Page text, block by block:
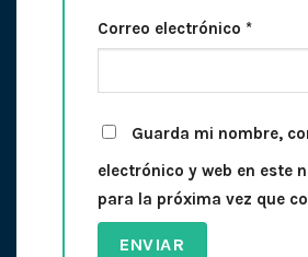
Correo electrónico *
Guarda mi nombre,
electrónico y web en este
para la próxima vez que